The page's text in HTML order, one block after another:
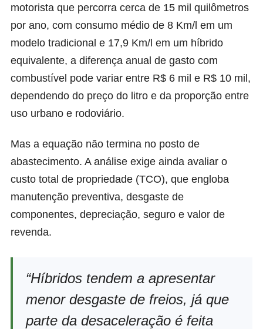
motorista que percorra cerca de 15 mil quilômetros
por ano, com consumo médio de 8 Km/l em um
modelo tradicional e 17,9 Km/l em um híbrido
equivalente, a diferença anual de gasto com
combustível pode variar entre R$ 6 mil e R$ 10 mil,
dependendo do preço do litro e da proporção entre
uso urbano e rodoviário.
Mas a equação não termina no posto de
abastecimento. A análise exige ainda avaliar o
custo total de propriedade (TCO), que engloba
manutenção preventiva, desgaste de
componentes, depreciação, seguro e valor de
revenda.
“Híbridos tendem a apresentar
menor desgaste de freios, já que
parte da desaceleração é feita